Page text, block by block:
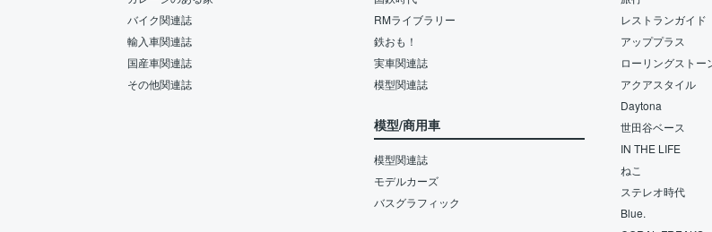
バイク関連誌
輸入車関連誌
国産車関連誌
その他関連誌
RMライブラリー
鉄おも！
実車関連誌
模型関連誌
模型/商用車
模型関連誌
モデルカーズ
バスグラフィック
レストランガイド
アッププラス
ローリングストー
アクアスタイル
Daytona
世田谷ベース
IN THE LIFE
ねこ
ステレオ時代
Blue.